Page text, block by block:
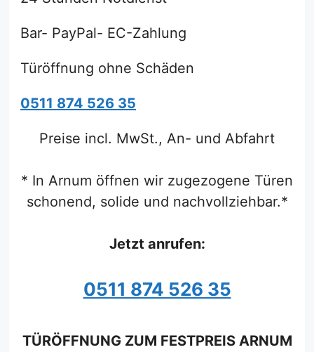
Bar- PayPal- EC-Zahlung
Türöffnung ohne Schäden
0511 874 526 35
Preise incl. MwSt., An- und Abfahrt
* In Arnum öffnen wir zugezogene Türen
schonend, solide und nachvollziehbar.*
Jetzt anrufen:
0511 874 526 35
TÜRÖFFNUNG ZUM FESTPREIS ARNUM